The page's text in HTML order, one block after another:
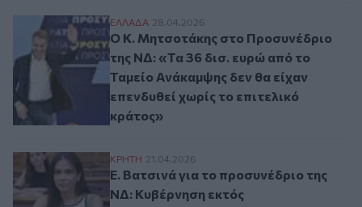
O Κ. Μητσοτάκης στο Προσυνέδριο της
ΕΛΛAΔΑ 28.04.2026
O Κ. Μητσοτάκης στο Προσυνέδριο
της ΝΔ: «Τα 36 δισ. ευρώ από το
Ταμείο Ανάκαμψης δεν θα είχαν
επενδυθεί χωρίς το επιτελικό
κράτος»
Ε. Βατσινά για το προσυνέδριο της ΝΔ:
ΚΡΗΤΗ 21.04.2026
Ε. Βατσινά για το προσυνέδριο της
ΝΔ: Κυβέρνηση εκτός